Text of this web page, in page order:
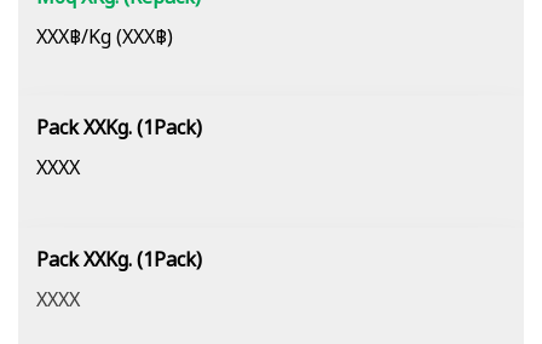
XXX฿/Kg (XXX฿)
Pack XXKg. (1Pack)
XXXX
Pack XXKg. (1Pack)
XXXX